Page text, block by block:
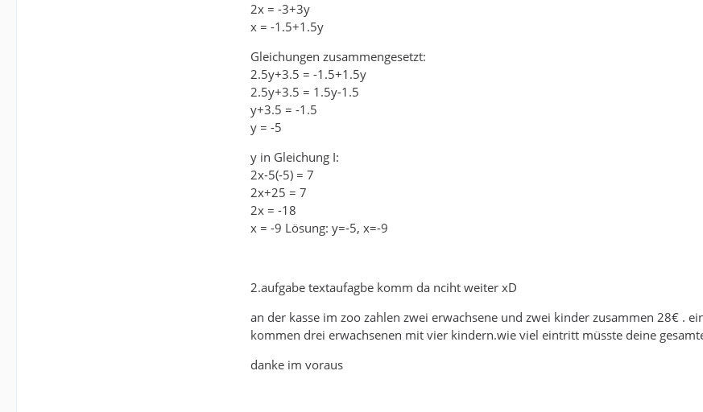
2x = -3+3y
x = -1.5+1.5y
Gleichungen zusammengesetzt:
2.5y+3.5 = -1.5+1.5y
2.5y+3.5 = 1.5y-1.5
y+3.5 = -1.5
y = -5
y in Gleichung I:
2x-5(-5) = 7
2x+25 = 7
2x = -18
x = -9 Lösung: y=-5, x=-9
2.aufgabe textaufagbe komm da nciht weiter xD
an der kasse im zoo zahlen zwei erwachsene und zwei kinder zusammen 28€ .
kommen drei erwachsenen mit vier kindern.wie viel eintritt müsste deine
danke im voraus